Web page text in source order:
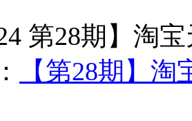
24 第28期】淘
【第28期】